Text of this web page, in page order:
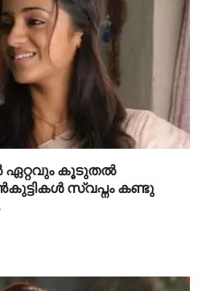
ഏറ്റവും കൂടുതൽ
സ്വപ്നം കണ്ടു